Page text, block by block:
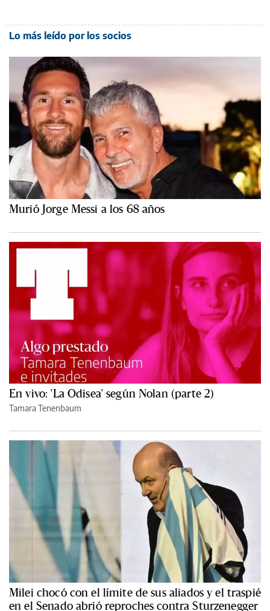
Lo más leído por los socios
Murió Jorge Messi a los 68 años
En vivo: 'La Odisea' según Nolan (parte 2)
Tamara Tenenbaum
Milei chocó con el límite de sus aliados y el traspié
en el Senado abrió reproches contra Sturzenegger